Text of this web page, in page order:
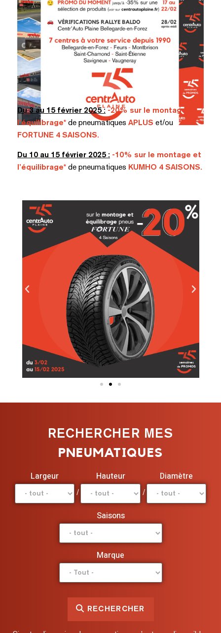
Du 3 au 15 février 2025 : -20% sur le montage et
l’équilibrage* de pneumatiques APLUS et/ou
FORTUNE 4 SAISONS.
Du 10 au 15 février 2025 : -10% sur le montage et
l’équilibrage* de pneumatiques KUMHO 4 SAISONS.
RECHERCHER MES
PNEUMATIQUES
Largeur
/
Hauteur
/
Diamètre
Saisons
Marque
RECHERCHER